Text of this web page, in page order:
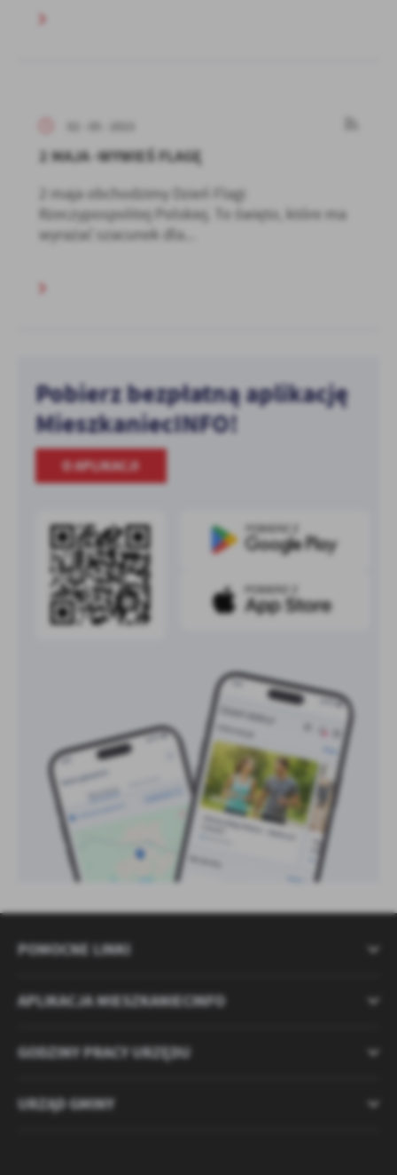
2 MAJA -WYWIEŚ FLAGĘ
2 maja obchodzimy Dzień Flagi
Rzeczypospolitej Polskiej. To święto, które ma
wyrażać szacunek dla...
Pobierz bezpłatną aplikację
MieszkaniecINFO!
O APLIKACJI
POMOCNE LINKI
APLIKACJA MIESZKANIECINFO
GODZINY PRACY URZĘDU
URZĄD GMINY